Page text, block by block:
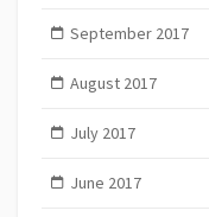
September 2017
August 2017
July 2017
June 2017